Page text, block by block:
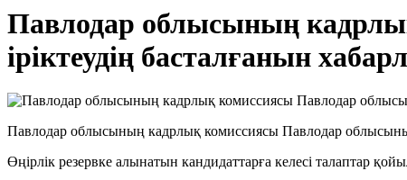
Павлодар облысының
іріктеудің басталғанын
Павлодар облысының кадрлық комиссиясы Павлодар облысының
Өңірлік резервке алынатын кандидаттарға келесі талаптар